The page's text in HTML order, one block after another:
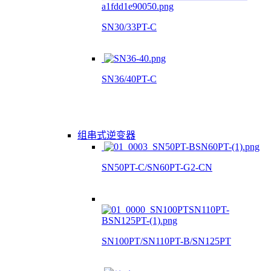
SN30/33PT-C
SN36/40PT-C
组串式逆变器
SN50PT-C/SN60PT-G2-CN
SN100PT/SN110PT-B/SN125PT